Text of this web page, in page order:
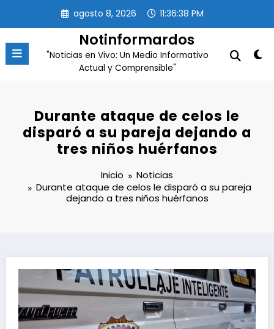
contenido
agosto 8, 2026 11:36:38 PM
Notinformardos
"Noticias en Vivo: Un Medio Informativo
Actual y Comprensible"
Durante ataque de celos le
disparó a su pareja dejando a
tres niños huérfanos
Inicio
Noticias
Durante ataque de celos le disparó a su pareja
dejando a tres niños huérfanos